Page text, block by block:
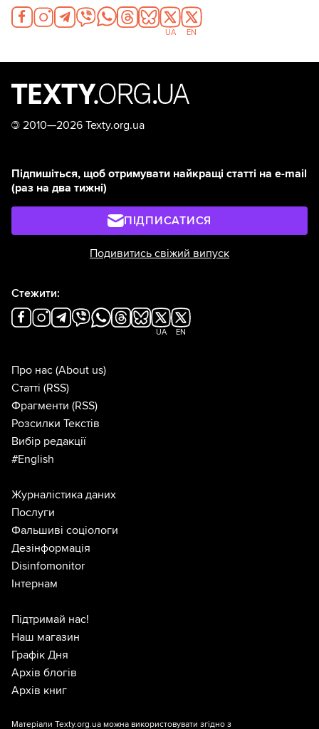
UA EN
© 2010—2026 Texty.org.ua
Підпишіться, щоб отримувати найкращі статті на e-mail
(раз на два тижні)
ПІДПИСАТИСЯ
Подивитись свіжий випуск
Стежити:
UA EN
Про нас (About us)
Статті (RSS)
Фрагменти (RSS)
Розсилки Текстів
Вибір редакції
#English
Журналістика даних
Послуги
Фальшиві соціологи
Дезінформація
Disinfomonitor
Інтернам
Підтримай нас!
Наш магазин
Графік Дня
Архів блогів
Архів книг
Матеріали Texty.org.ua можна використовувати згідно з